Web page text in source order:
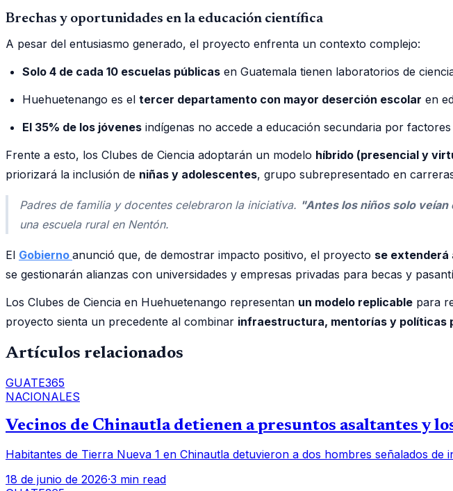
Brechas y oportunidades en la educación científica
A pesar del entusiasmo generado, el proyecto enfrenta un contexto complejo:
Solo 4 de cada 10 escuelas públicas en Guatemala tienen laboratorios de
Huehuetenango es el tercer departamento con mayor deserción escolar en
El 35% de los jóvenes indígenas no accede a educación secundaria por
Frente a esto, los Clubes de Ciencia adoptarán un modelo híbrido (presencial y
priorizará la inclusión de niñas y adolescentes, grupo subrepresentado en
Padres de familia y docentes celebraron la iniciativa. "Antes los niños solo
una escuela rural en Nentón.
El Gobierno anunció que, de demostrar impacto positivo, el proyecto se extenderá
se gestionarán alianzas con universidades y empresas privadas para becas y
Los Clubes de Ciencia en Huehuetenango representan un modelo replicable para
proyecto sienta un precedente al combinar infraestructura, mentorías y políticas
Artículos relacionados
GUATE365
NACIONALES
Vecinos de Chinautla detienen a presuntos asaltantes y
Habitantes de Tierra Nueva 1 en Chinautla detuvieron a dos hombres señalados
18 de junio de 2026·3 min read